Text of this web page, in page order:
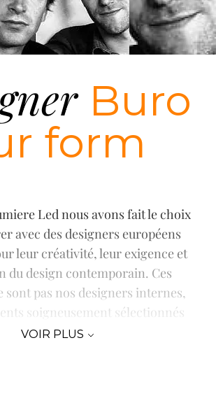
Buro
form
Led nous avons fait le choix
avec des designers européens
leur créativité, leur exigence et
du design contemporain. Ces
sont pas nos designers internes,
soigneusement sélectionnés
de leurs réalisations et leur
VOIR PLUS